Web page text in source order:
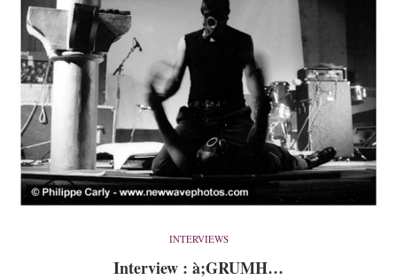
INTERVIEWS
Interview : à;GRUMH…